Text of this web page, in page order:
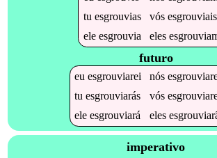
tu esgrouvias vós esgrouviais
ele esgrouvia eles
futuro
euesgrouviarei nós
tuesgrouviarás vós
eleesgrouviará eles
imperativo